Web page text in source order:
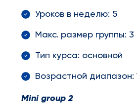
Уроков в неделю: 5
Макс. размер группы: 3
Тип курса: основной
Возрастной диапазон:
Mini group2